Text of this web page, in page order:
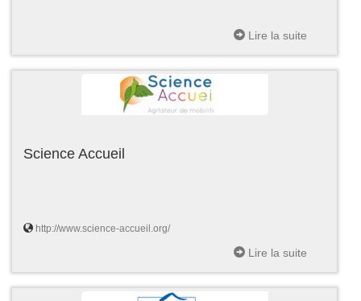
Lire la suite
Science Accueil
http://www.science-accueil.org/
Lire la suite